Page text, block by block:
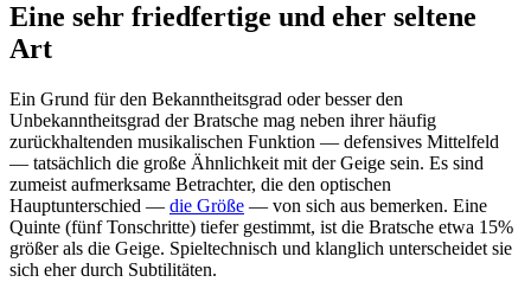
Eine sehr friedfertige und eher seltene
Art
Ein Grund für den Bekanntheitsgrad oder besser den
Unbekanntheitsgrad der Bratsche mag neben ihrer häufig
zurückhaltenden musikalischen Funktion — defensives Mittelfeld
— tatsächlich die große Ähnlichkeit mit der Geige sein. Es sind
zumeist aufmerksame Betrachter, die den optischen
Hauptunterschied — die Größe — von sich aus bemerken. Eine
Quinte (fünf Tonschritte) tiefer gestimmt, ist die Bratsche etwa 15%
größer als die Geige. Spieltechnisch und klanglich unterscheidet sie
sich eher durch Subtilitäten.